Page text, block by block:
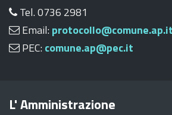
Tel. 0736 2981
Email: protocollo@comune.ap.it
PEC: comune.ap@pec.it
L' Amministrazione